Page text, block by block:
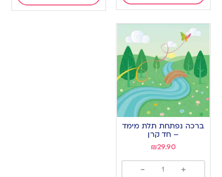
ברכה נפתחת תלת מימד
– חד קרן
₪29.90
+
-